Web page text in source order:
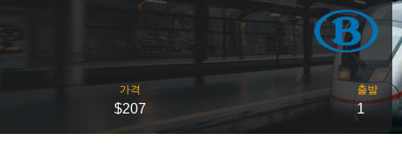
가격
$207
출발
1